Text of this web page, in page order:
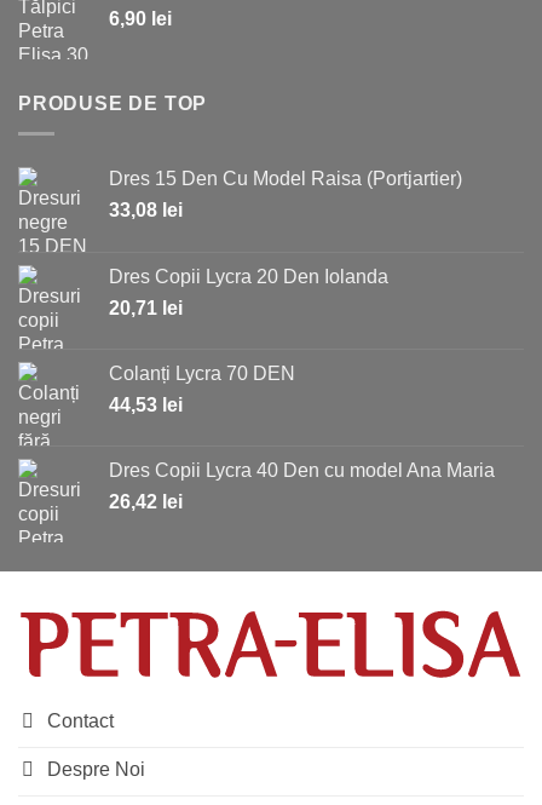
6,90 lei
PRODUSE DE TOP
Dres 15 Den Cu Model Raisa (Portjartier)
33,08 lei
Dres Copii Lycra 20 Den Iolanda
20,71 lei
Colanți Lycra 70 DEN
44,53 lei
Dres Copii Lycra 40 Den cu model Ana Maria
26,42 lei
Contact
Despre Noi